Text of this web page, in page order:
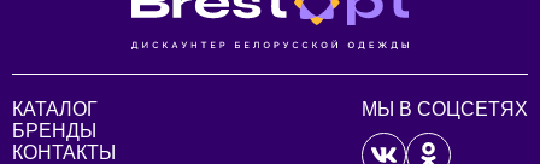
комфортом и стилем от Верита!
КАТАЛОГ
БРЕНДЫ
КОНТАКТЫ
МЫ В СОЦСЕТЯХ